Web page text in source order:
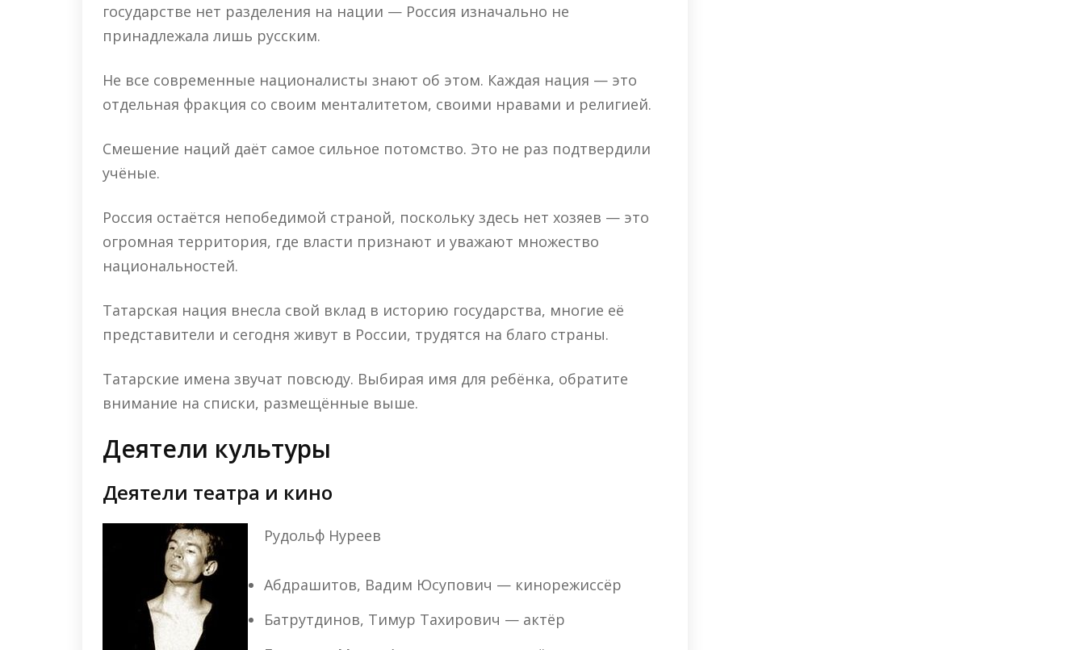
государстве нет разделения на нации — Россия изначально не
принадлежала лишь русским.
Не все современные националисты знают об этом. Каждая нация — это
отдельная фракция со своим менталитетом, своими нравами и религией.
Смешение наций даёт самое сильное потомство. Это не раз подтвердили
учёные.
Россия остаётся непобедимой страной, поскольку здесь нет хозяев — это
огромная территория, где власти признают и уважают множество
национальностей.
Татарская нация внесла свой вклад в историю государства, многие её
представители и сегодня живут в России, трудятся на благо страны.
Татарские имена звучат повсюду. Выбирая имя для ребёнка, обратите
внимание на списки, размещённые выше.
Деятели культуры
Деятели театра и кино
Рудольф Нуреев
Абдрашитов, Вадим Юсупович — кинорежиссёр
Батрутдинов, Тимур Тахирович — актёр